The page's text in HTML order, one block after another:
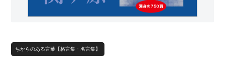
ちからのある言葉【格言集・名言集】